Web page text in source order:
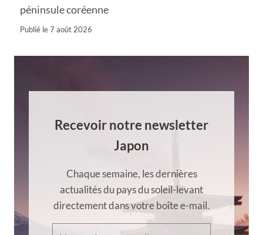
péninsule coréenne
Publié le7 août 2026
Recevoir notre newsletter
Japon
Chaque semaine, les dernières
actualités du pays du soleil-levant
directement dans votre boîte e-mail.